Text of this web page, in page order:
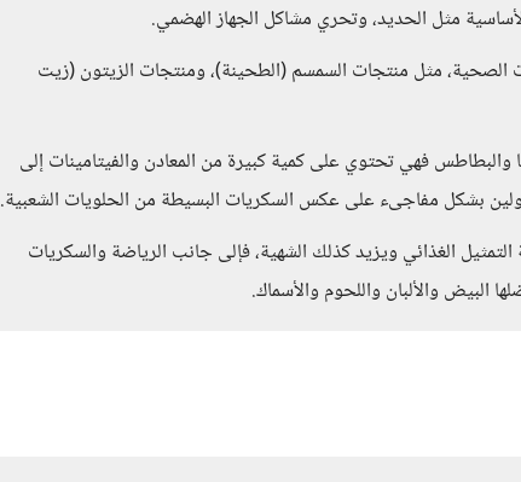
مثل الحديد، وتحري مشاكل الجهاز الهضمي.
الصحية، مثل منتجات السمسم (الطحينة)، ومنتجات الزيتون (زيت
والبطاطس فهي تحتوي على كمية كبيرة من المعادن والفيتامينات إلى
بشكل مفاجىء على عكس السكريات البسيطة من الحلويات الشعبية.
الغذائي ويزيد كذلك الشهية، فإلى جانب الرياضة والسكريات
البيض والألبان واللحوم والأسماك.